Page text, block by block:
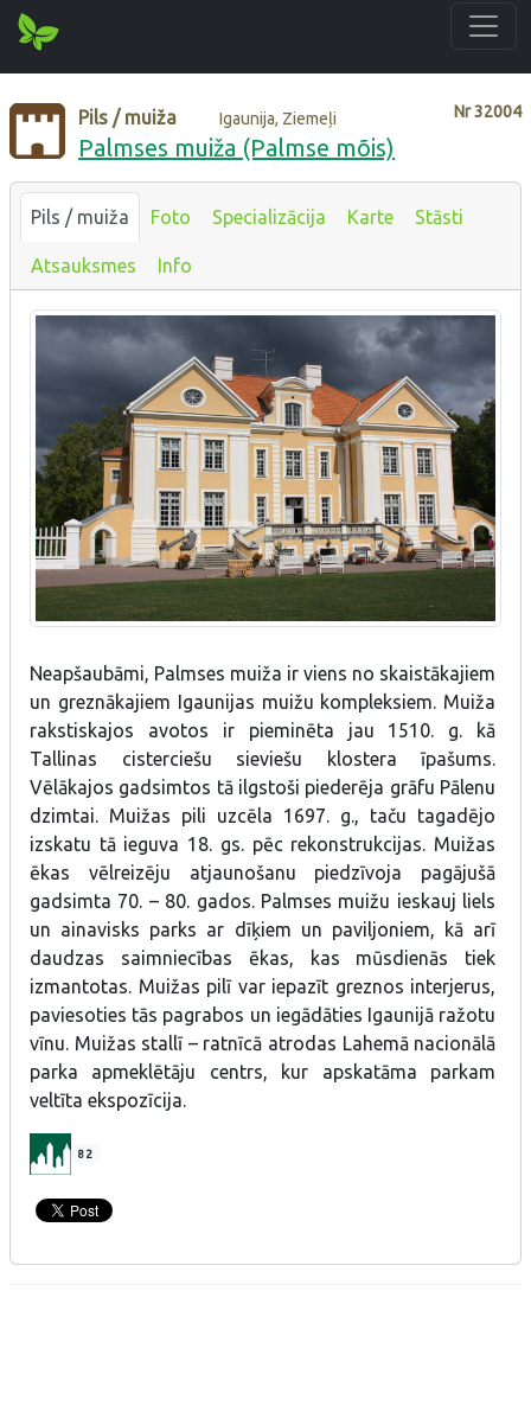
Nr32004
Pils / muiža Igaunija, Ziemeļi
Palmses muiža (Palmse mõis)
Pils / muiža Foto Specializācija Karte Stāsti
Atsauksmes Info
Neapšaubāmi, Palmses muiža ir viens no skaistākajiem
un greznākajiem Igaunijas muižu kompleksiem. Muiža
rakstiskajos avotos ir pieminēta jau 1510. g. kā
Tallinas cisterciešu sieviešu klostera īpašums.
Vēlākajos gadsimtos tā ilgstoši piederēja grāfu Pālenu
dzimtai. Muižas pili uzcēla 1697. g., taču tagadējo
izskatu tā ieguva 18. gs. pēc rekonstrukcijas. Muižas
ēkas vēlreizēju atjaunošanu piedzīvoja pagājušā
gadsimta 70. – 80. gados. Palmses muižu ieskauj liels
un ainavisks parks ar dīķiem un paviljoniem, kā arī
daudzas saimniecības ēkas, kas mūsdienās tiek
izmantotas. Muižas pilī var iepazīt greznos interjerus,
paviesoties tās pagrabos un iegādāties Igaunijā ražotu
vīnu. Muižas stallī – ratnīcā atrodas Lahemā nacionālā
parka apmeklētāju centrs, kur apskatāma parkam
veltīta ekspozīcija.
82